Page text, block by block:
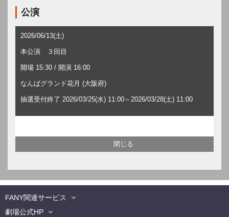
公演
2026/06/13(土)
本公演 ３回目
開場 15:30 / 開演 16:00
なんばグランド花月 (大阪府)
抽選受付終了 2026/03/25(水) 11:00～2026/03/28(土) 11:00
FANY関連サービス
劇場公式HP